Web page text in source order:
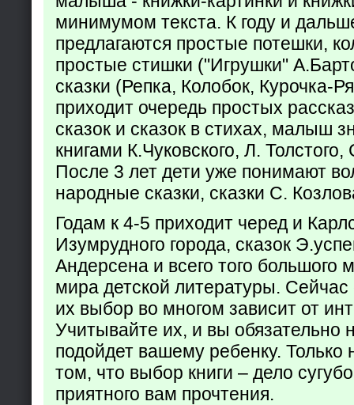
минимумом текста. К году и
предлагаются простые потешки,
простые стишки ("Игрушки"
сказки (Репка, Колобок, Курочка-
приходит очередь простых
сказок и сказок в стихах, малыш
книгами К.Чуковского, Л.
После 3 лет дети уже понимают
народные сказки, сказки С.
Годам к 4-5 приходит черед и
Изумрудного города, сказок
Андерсена и всего того большого
мира детской литературы. Сейчас
их выбор во многом зависит от
Учитывайте их, и вы обязательно
подойдет вашему ребенку. Только
том, что выбор книги – дело
приятного вам прочтения.